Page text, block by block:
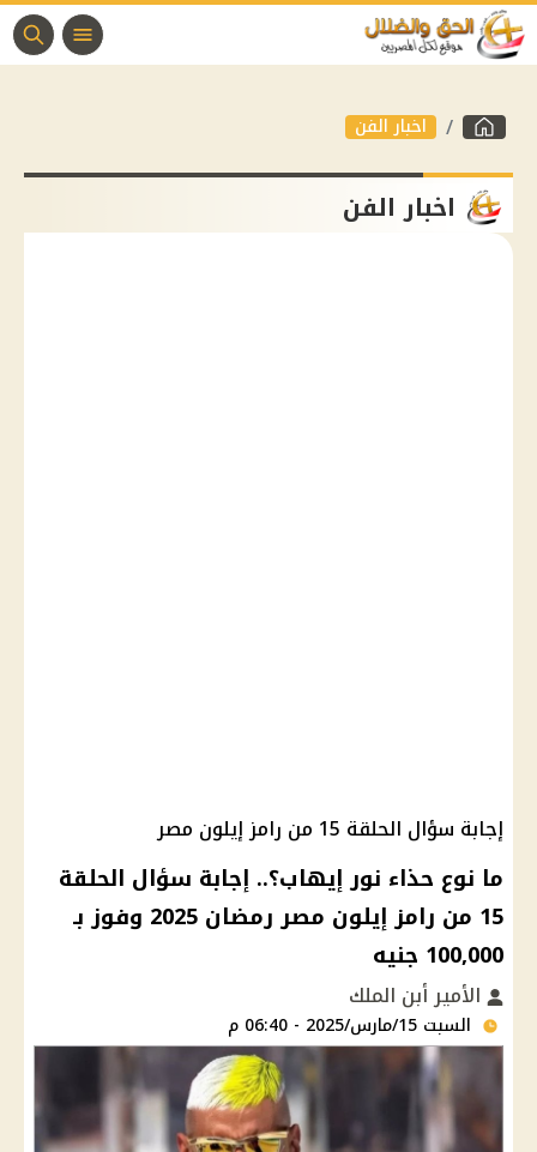
اخبار الفن
اخبار الفن
إجابة سؤال الحلقة 15 من رامز إيلون مصر
ما نوع حذاء نور إيهاب؟.. إجابة سؤال الحلقة
15 من رامز إيلون مصر رمضان 2025 وفوز بـ
100,000 جنيه
الأمير أبن الملك
السبت 15/مارس/2025 - 06:40 م